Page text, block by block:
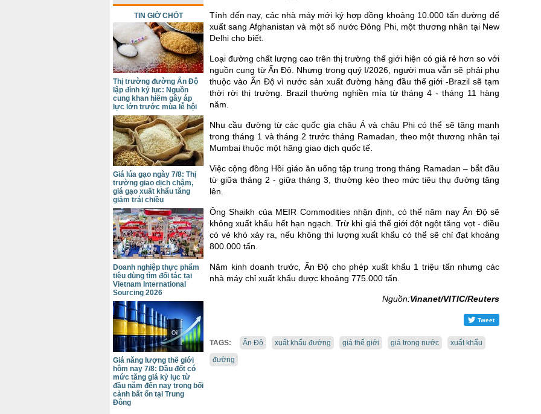
Tính đến nay, các nhà máy mới ký hợp đồng khoảng 10.000 tấn đường để
xuất sang Afghanistan và một số nước Đông Phi, một thương nhân tại New
Delhi cho biết.
Loại đường chất lượng cao trên thị trường thế giới hiện có giá rẻ hơn so với
nguồn cung từ Ấn Độ. Nhưng trong quý I/2026, người mua vẫn sẽ phải phụ
thuộc vào Ấn Độ vì nước sản xuất đường hàng đầu thế giới -Brazil sẽ tạm
thời rời thị trường. Brazil thường nghiền mía từ tháng 4 - tháng 11 hàng
năm.
Nhu cầu đường từ các quốc gia châu Á và châu Phi có thể sẽ tăng mạnh
trong tháng 1 và tháng 2 trước tháng Ramadan, theo một thương nhân tại
Mumbai thuộc một hãng giao dịch quốc tế.
Việc cộng đồng Hồi giáo ăn uống tập trung trong tháng Ramadan – bắt đầu
từ giữa tháng 2 - giữa tháng 3, thường kéo theo mức tiêu thụ đường tăng
lên.
Ông Shaikh của MEIR Commodities nhận định, có thể năm nay Ấn Độ sẽ
không xuất khẩu hết hạn ngạch. Trừ khi giá thế giới đột ngột tăng vọt - điều
có vẻ khó xảy ra, nếu không thì lượng xuất khẩu có thể sẽ chỉ đạt khoảng
800.000 tấn.
Năm kinh doanh trước, Ấn Độ cho phép xuất khẩu 1 triệu tấn nhưng các
nhà máy chỉ xuất khẩu được khoảng 775.000 tấn.
Nguồn:Vinanet/VITIC/Reuters
Tweet
TAGS: Ấn Độ xuất khẩu đường giá thế giới giá trong nước
xuất khẩu
đường
TIN GIỜ CHÓT
Thị trường đường Ấn Độ
lập đỉnh kỷ lục: Nguồn
cung khan hiếm gây áp
lực lớn trước mùa lễ hội
Giá lúa gạo ngày 7/8: Thị
trường giao dịch chậm,
giá gạo xuất khẩu tăng
giảm trái chiều
Doanh nghiệp thực phẩm
tiêu dùng tìm đối tác tại
Vietnam International
Sourcing 2026
Giá năng lượng thế giới
hôm nay 7/8: Dầu đốt có
mức tăng giá kỷ lục từ
đầu năm đến nay trong bối
cảnh bất ổn tại Trung
Đông